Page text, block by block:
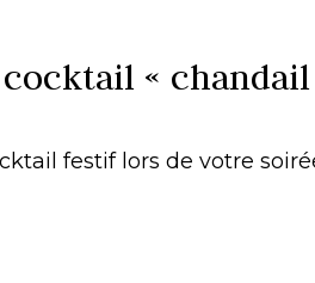
«
festif lors de votre